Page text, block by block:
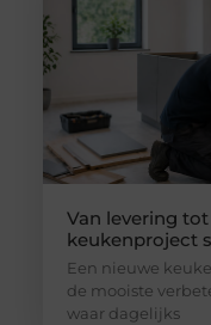
Van levering
keukenproject
Een nieuwe
de mooiste
waar dagelijks